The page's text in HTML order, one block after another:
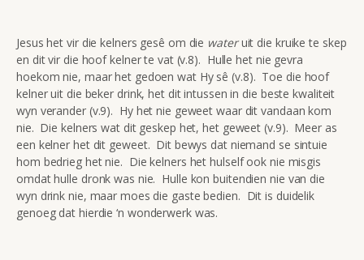
Jesus het vir die kelners gesê om die wateruit die kruike te skep
en dit vir die hoof kelner te vat (v.8). Hulle het nie gevra
hoekom nie, maar het gedoen wat Hy sê (v.8). Toe die hoof
kelner uit die beker drink, het dit intussen in die beste kwaliteit
wyn verander (v.9). Hy het nie geweet waar dit vandaan kom
nie. Die kelners wat dit geskep het, het geweet (v.9). Meer as
een kelner het dit geweet. Dit bewys dat niemand se sintuie
hom bedrieg het nie. Die kelners het hulself ook nie misgis
omdat hulle dronk was nie. Hulle kon buitendien nie van die
wyn drink nie, maar moes die gaste bedien. Dit is duidelik
genoeg dat hierdie ‘n wonderwerk was.